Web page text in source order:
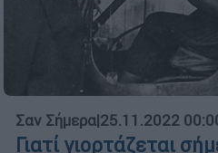
Σαν Σήμερα|25.11.2022
Γιατί γιορτάζεται